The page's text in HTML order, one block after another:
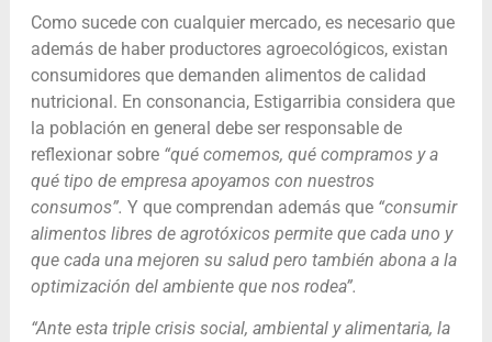
Como sucede con cualquier mercado, es necesario que
además de haber productores agroecológicos, existan
consumidores que demanden alimentos de calidad
nutricional. En consonancia, Estigarribia considera que
la población en general debe ser responsable de
reflexionar sobre “qué comemos, qué compramos y a
qué tipo de empresa apoyamos con nuestros
consumos”. Y que comprendan además que “consumir
alimentos libres de agrotóxicos permite que cada uno y
que cada una mejoren su salud pero también abona a la
optimización del ambiente que nos rodea”.
“Ante esta triple crisis social, ambiental y alimentaria, la